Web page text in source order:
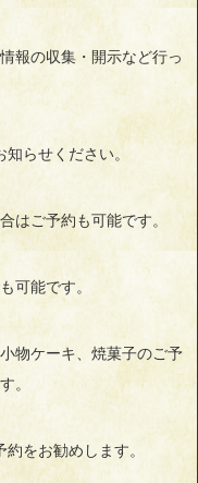
報の収集・開示など行っ
らせください。
はご予約も可能です。
可能です。
物ケーキ、焼菓子のご予
。
をお勧めします。